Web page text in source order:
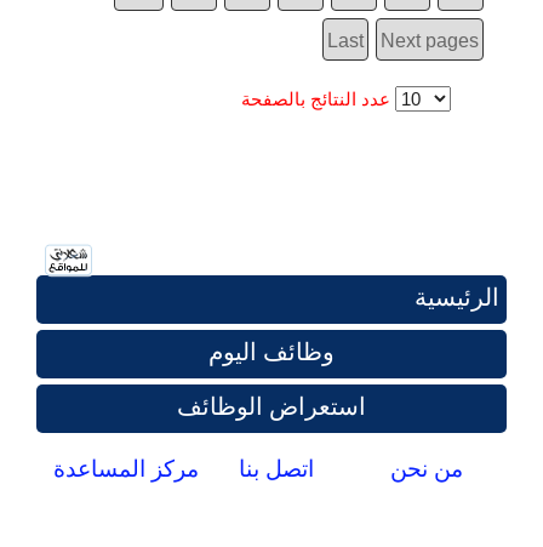
Next pages
Last
عدد النتائج بالصفحة
الرئيسية
وظائف اليوم
استعراض الوظائف
من نحن اتصل بنا مركز المساعدة